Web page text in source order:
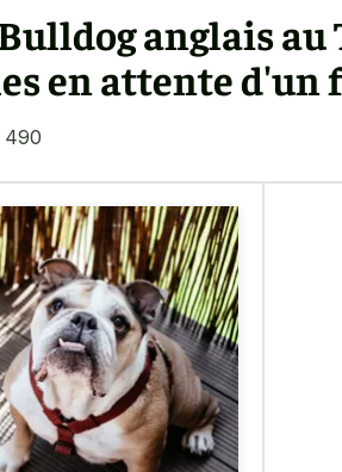
anglais au
en attente d'un
490